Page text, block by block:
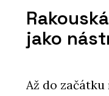
jako
Až do